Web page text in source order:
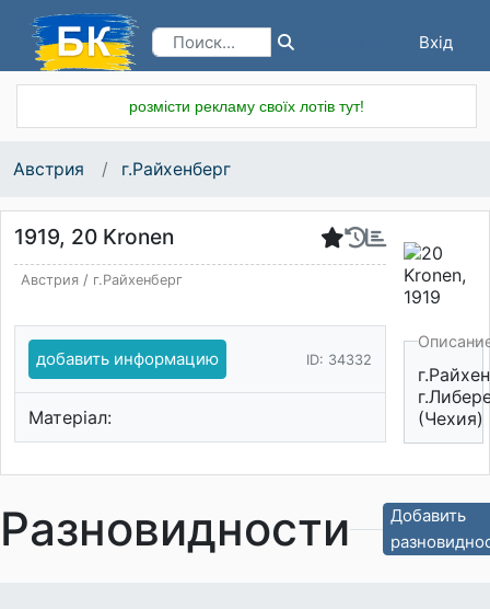
Вхід
розмісти рекламу своїх лотів тут!
Австрия г.Райхенберг
1919, 20 Kronen
Австрия/ г.Райхенберг
добавить информацию ID: 34332
Матеріал:
(Чехия)
Разновидности
Добавить